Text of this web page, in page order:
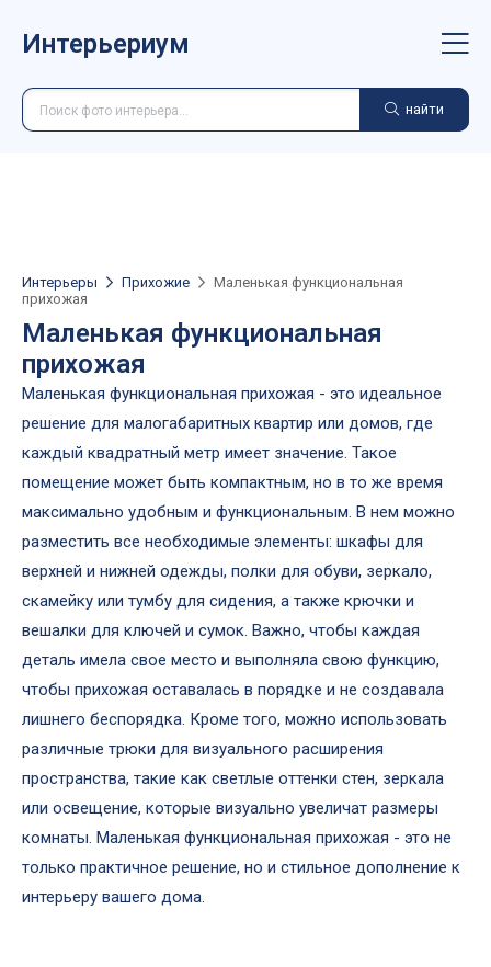
Интерьериум
найти
Интерьеры Прихожие
Маленькая функциональная
прихожая
Маленькая функциональная
прихожая
Маленькая функциональная прихожая - это идеальное
решение для малогабаритных квартир или домов, где
каждый квадратный метр имеет значение. Такое
помещение может быть компактным, но в то же время
максимально удобным и функциональным. В нем можно
разместить все необходимые элементы: шкафы для
верхней и нижней одежды, полки для обуви, зеркало,
скамейку или тумбу для сидения, а также крючки и
вешалки для ключей и сумок. Важно, чтобы каждая
деталь имела свое место и выполняла свою функцию,
чтобы прихожая оставалась в порядке и не создавала
лишнего беспорядка. Кроме того, можно использовать
различные трюки для визуального расширения
пространства, такие как светлые оттенки стен, зеркала
или освещение, которые визуально увеличат размеры
комнаты. Маленькая функциональная прихожая - это не
только практичное решение, но и стильное дополнение к
интерьеру вашего дома.